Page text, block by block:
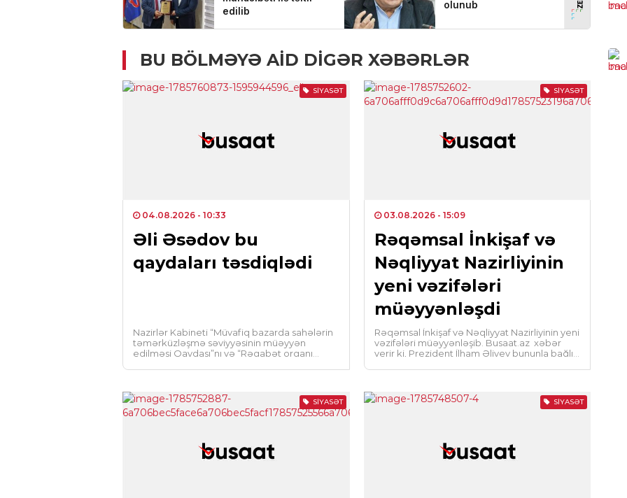
BU BÖLMƏYƏ AID DIGƏR XƏBƏRLƏR
SIYASƏT
04.08.2026 - 10:33
Əli Əsədov bu
qaydaları təsdiqlədi
Nazirlər Kabineti “Müvafiq bazarda sahələrin
təmərküzləşmə səviyyəsinin müəyyən
edilməsi Qaydası”nı və “Rəqabət orqanı
SIYASƏT
03.08.2026- 15:09
Rəqəmsal İnkişaf və
Nəqliyyat Nazirliyinin
yeni vəzifələri
müəyyənləşdi
Rəqəmsal İnkişaf və Nəqliyyat Nazirliyinin yeni
vəzifələri müəyyənləşib. Busaat.az xəbər
verir ki, Prezident İlham Əliyev bununla bağlı
SIYASƏT SIYASƏT